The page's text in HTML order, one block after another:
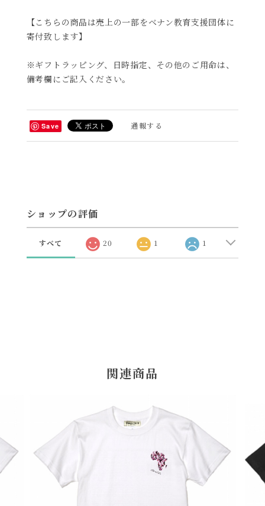
【こちらの商品は売上の一部をベナン教育支援団体に
寄付致します】
※ギフトラッピング、日時指定、その他のご用命は、
備考欄にご記入ください。
Save 通報する
ショップの評価
すべて 20 1 1
関連商品